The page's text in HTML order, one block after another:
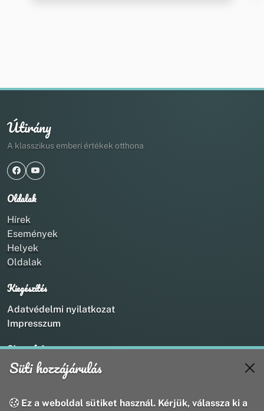
Útirány
A klasszikus emberi értékek otthona
Oldalak
Hírek
Események
Helyek
Oldalak
Kiegészítés
Adatvédelmi nyilatkozat
Impresszum
Kapcsolat
+36 20 211 1888
webmaster@utirany.hu
Süti hozzájárulás
Ez a weboldal sütiket használ. Kérjük, válassza ki a